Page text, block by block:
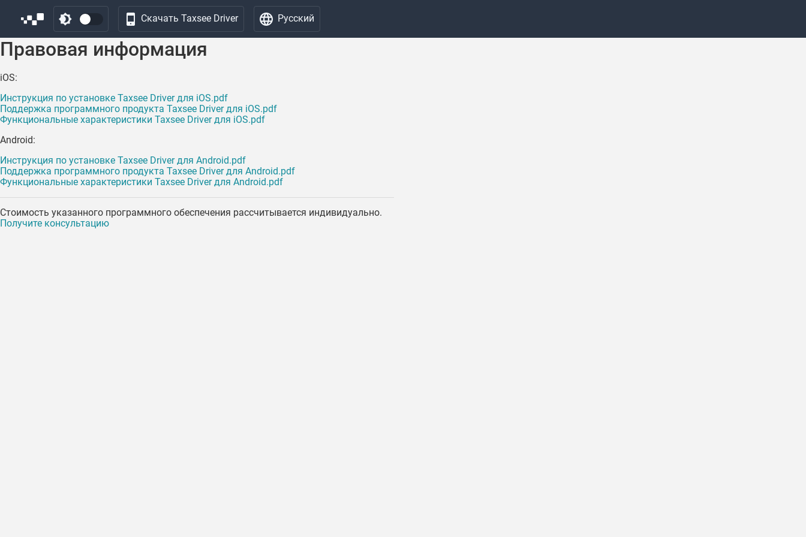
Скачать Taxsee Driver Русский
Правовая информация
iOS:
Инструкция по установке Taxsee Driver для iOS.pdf
Поддержка программного продукта Taxsee Driver для iOS.pdf
Функциональные характеристики Taxsee Driver для iOS.pdf
Android:
Инструкция по установке Taxsee Driver для Android.pdf
Поддержка программного продукта Taxsee Driver для Android.pdf
Функциональные характеристики Taxsee Driver для Android.pdf
Стоимость указанного программного обеспечения рассчитывается индивидуально.
Получите консультацию